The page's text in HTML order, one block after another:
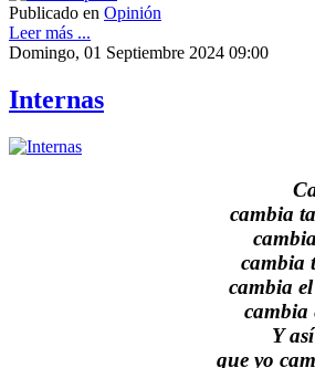
Publicado en Opinión
Leer más ...
Domingo, 01 Septiembre 2024 09:00
Internas
cambia
cambia
cambia
cambia
Y
que yo